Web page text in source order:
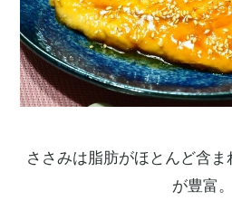
ささみは脂肪がほとんど含
が豊富。